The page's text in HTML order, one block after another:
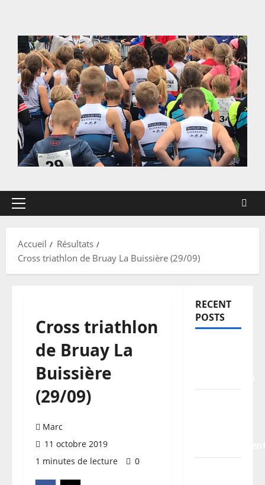
contenu
Menu
Accueil
Résultats
Cross triathlon de Bruay La Buissière (29/09)
Cross triathlon
de Bruay La
Buissière
(29/09)
Marc
11 octobre 2019
1 minutes de lecture
0
RECENT
POSTS